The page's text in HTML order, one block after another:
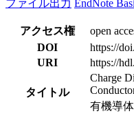
ファイル出力 EndNote
アクセス権
open
DOI
https://
URI
https://
タイトル
Charge
有機導